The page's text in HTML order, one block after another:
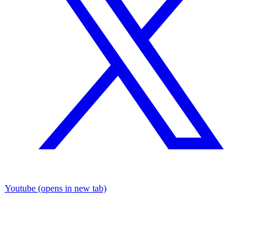
Youtube (opens in new tab)